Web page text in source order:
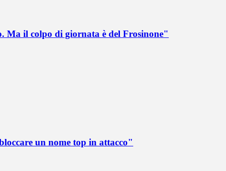
Ma il colpo di giornata è del Frosinone"
un nome top in attacco"